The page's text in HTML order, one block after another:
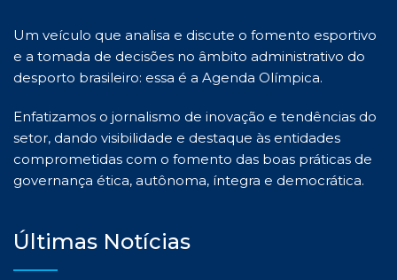
Um veículo que analisa e discute o fomento esportivo
e a tomada de decisões no âmbito administrativo do
desporto brasileiro: essa é a Agenda Olímpica.
Enfatizamos o jornalismo de inovação e tendências do
setor, dando visibilidade e destaque às entidades
comprometidas com o fomento das boas práticas de
governança ética, autônoma, íntegra e democrática.
Últimas Notícias